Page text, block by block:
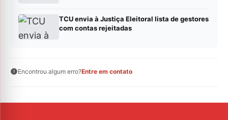
TCU envia à Justiça Eleitoral lista de gestores
com contas rejeitadas
Encontrou algum erro?Entre em contato